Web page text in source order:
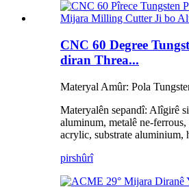
CNC 60 Degree
diran Threa...
Materyal Amûr: Pola
Materyalên sepandî: Alîgirê
aluminum, metalê ne-
acrylic, substrate aluminium,
pirshûrî